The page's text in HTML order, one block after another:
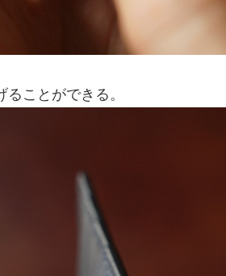
ことができる。